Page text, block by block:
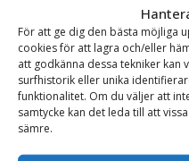
För att ge dig den bästa möjliga
cookies för att lagra och/eller
att godkänna dessa tekniker kan
surfhistorik eller unika
funktionalitet. Om du väljer att
samtycke kan det leda till att
sämre.
Skicka
Se alla produkter inom
Lastskopor Lastskopor på